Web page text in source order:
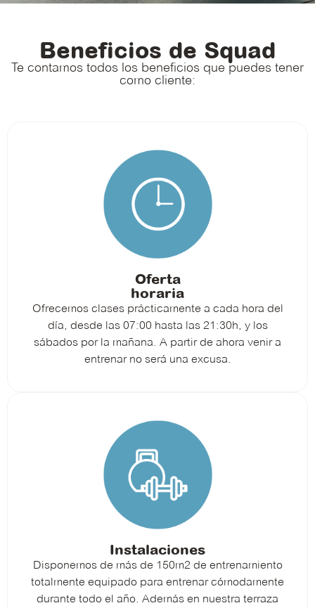
Beneficios de Squad
Te contamos todos los beneficios que puedes tener
como cliente:
Oferta
horaria
Ofrecemos clases prácticamente a cada hora del
día, desde las 07:00 hasta las 21:30h, y los
sábados por la mañana. A partir de ahora venir a
entrenar no será una excusa.
Instalaciones
Disponemos de más de 150m2 de entrenamiento
totalmente equipado para entrenar cómodamente
durante todo el año. Además en nuestra terraza